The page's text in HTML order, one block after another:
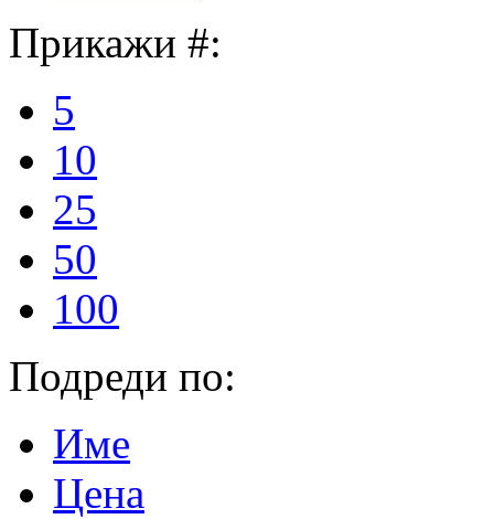
Прикажи #:
5
10
25
50
100
Подреди по:
Име
Цена